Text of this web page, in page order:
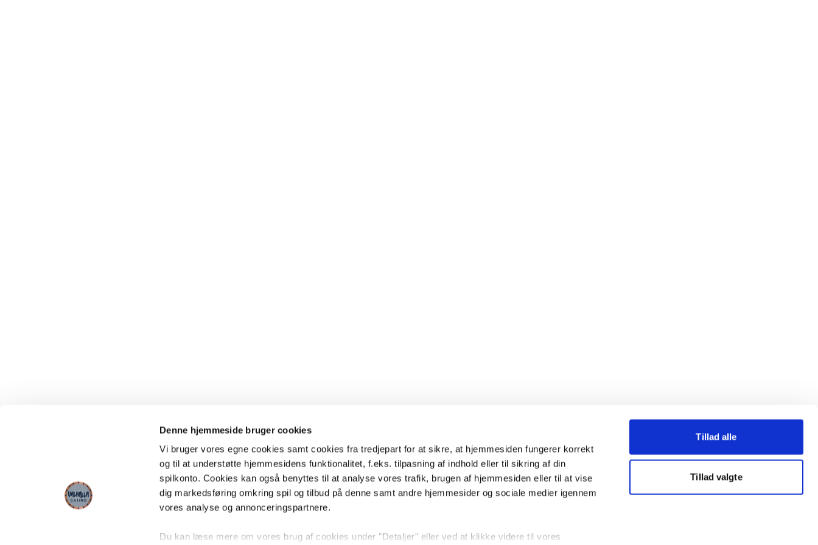
Denne hjemmeside bruger cookies
Vi bruger vores egne cookies samt cookies fra tredjepart for at sikre, at hjemmesiden fungerer korrekt
og til at understøtte hjemmesidens funktionalitet, f.eks. tilpasning af indhold eller til sikring af din
spilkonto. Cookies kan også benyttes til at analyse vores trafik, brugen af hjemmesiden eller til at vise
dig markedsføring omkring spil og tilbud på denne samt andre hjemmesider og sociale medier igennem
vores analyse og annonceringspartnere.
Du kan læse mere om vores brug af cookies under "Detaljer" eller ved at klikke videre til vores
Tillad alle
Tillad valgte